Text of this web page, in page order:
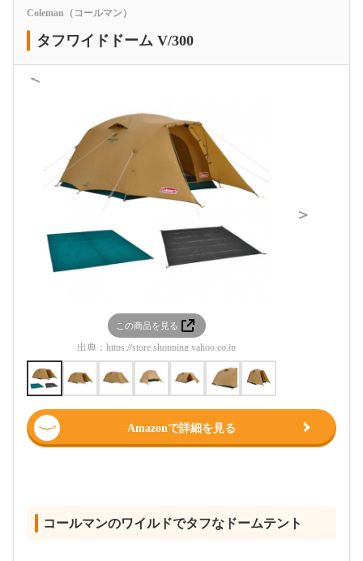
Coleman（コールマン）
タフワイドドーム V/300
＜
この商品を見る
出典： https://store.shopping.yahoo.co.jp
＞
Amazonで詳細を見る
コールマンのワイルドでタフなドームテント